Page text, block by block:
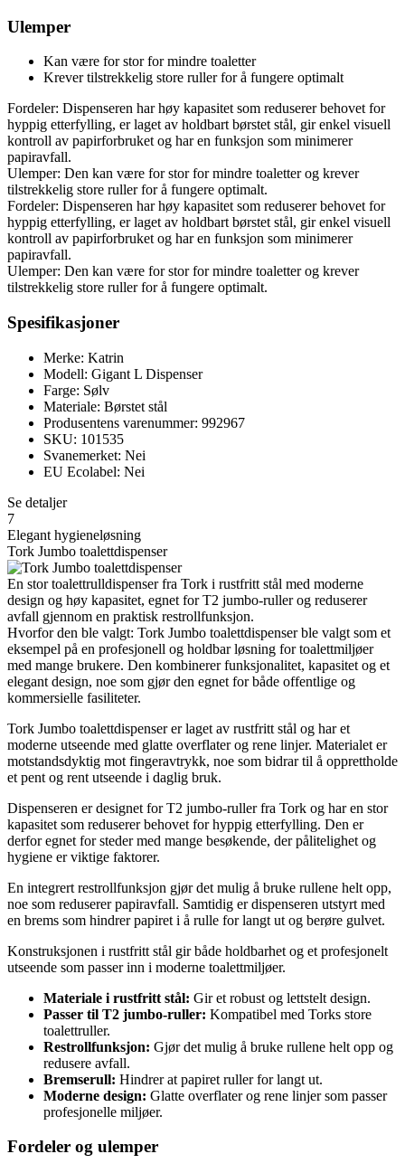
Ulemper
Kan være for stor for mindre toaletter
Krever tilstrekkelig store ruller for å fungere optimalt
Fordeler: Dispenseren har høy kapasitet som reduserer behovet for
hyppig etterfylling, er laget av holdbart børstet stål, gir enkel visuell
kontroll av papirforbruket og har en funksjon som minimerer
papiravfall.
Ulemper: Den kan være for stor for mindre toaletter og krever
tilstrekkelig store ruller for å fungere optimalt.
Fordeler: Dispenseren har høy kapasitet som reduserer behovet for
hyppig etterfylling, er laget av holdbart børstet stål, gir enkel visuell
kontroll av papirforbruket og har en funksjon som minimerer
papiravfall.
Ulemper: Den kan være for stor for mindre toaletter og krever
tilstrekkelig store ruller for å fungere optimalt.
Spesifikasjoner
Merke: Katrin
Modell: Gigant L Dispenser
Farge: Sølv
Materiale: Børstet stål
Produsentens varenummer: 992967
SKU: 101535
Svanemerket: Nei
EU Ecolabel: Nei
Se detaljer
7
Elegant hygieneløsning
Tork Jumbo toalettdispenser
En stor toalettrulldispenser fra Tork i rustfritt stål med moderne
design og høy kapasitet, egnet for T2 jumbo-ruller og reduserer
avfall gjennom en praktisk restrollfunksjon.
Hvorfor den ble valgt: Tork Jumbo toalettdispenser ble valgt som et
eksempel på en profesjonell og holdbar løsning for toalettmiljøer
med mange brukere. Den kombinerer funksjonalitet, kapasitet og et
elegant design, noe som gjør den egnet for både offentlige og
kommersielle fasiliteter.
Tork Jumbo toalettdispenser er laget av rustfritt stål og har et
moderne utseende med glatte overflater og rene linjer. Materialet er
motstandsdyktig mot fingeravtrykk, noe som bidrar til å opprettholde
et pent og rent utseende i daglig bruk.
Dispenseren er designet for T2 jumbo-ruller fra Tork og har en stor
kapasitet som reduserer behovet for hyppig etterfylling. Den er
derfor egnet for steder med mange besøkende, der pålitelighet og
hygiene er viktige faktorer.
En integrert restrollfunksjon gjør det mulig å bruke rullene helt opp,
noe som reduserer papiravfall. Samtidig er dispenseren utstyrt med
en brems som hindrer papiret i å rulle for langt ut og berøre gulvet.
Konstruksjonen i rustfritt stål gir både holdbarhet og et profesjonelt
utseende som passer inn i moderne toalettmiljøer.
Materiale i rustfritt stål: Gir et robust og lettstelt design.
Passer til T2 jumbo-ruller: Kompatibel med Torks store
toalettruller.
Restrollfunksjon: Gjør det mulig å bruke rullene helt opp og
redusere avfall.
Bremserull: Hindrer at papiret ruller for langt ut.
Moderne design: Glatte overflater og rene linjer som passer
profesjonelle miljøer.
Fordeler og ulemper